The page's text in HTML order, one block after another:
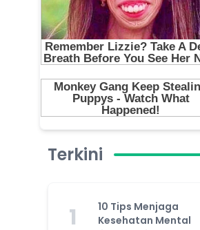
Terkini
1
10 Tips Menjaga
Kesehatan Mental